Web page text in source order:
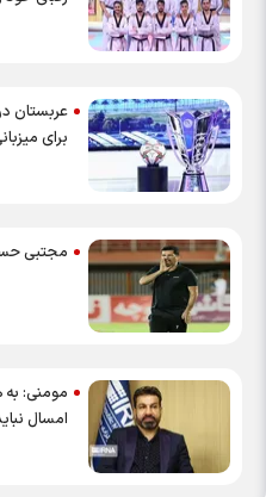
برای
مجتبی
مومنی: به
امسال